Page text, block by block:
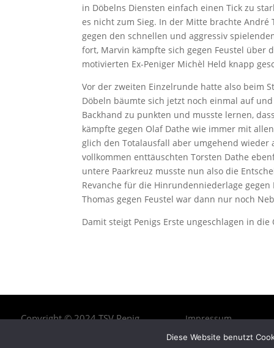
in Döbelns Diensten einfach einen Tick zu
es nicht zum Sieg. In der Mitte brachte
gegen den schnellen und aggressiv
fort, Marvin kämpfte sich gegen Feustel über
motivierten Ex-Peniger Michèl Held knapp
Vor der zweiten Einzelrunde hatte also beim
Döbeln bäumte sich jetzt noch einmal auf
Backhand zu punkten und musste lernen,
kämpfte gegen Olaf Dathe wie immer mit
glich den Totalausfall aber umgehend
vollkommen enttäuschten Torsten Dathe
untere Paarkreuz musste nun also die
Revanche für die Hinrundenniederlage
Thomas gegen Feustel war dann nur noch
Damit steigt Penigs Erste ungeschlagen in die
Copyright © 2024 TSV Penig
Impressum
Diese Website benutzt